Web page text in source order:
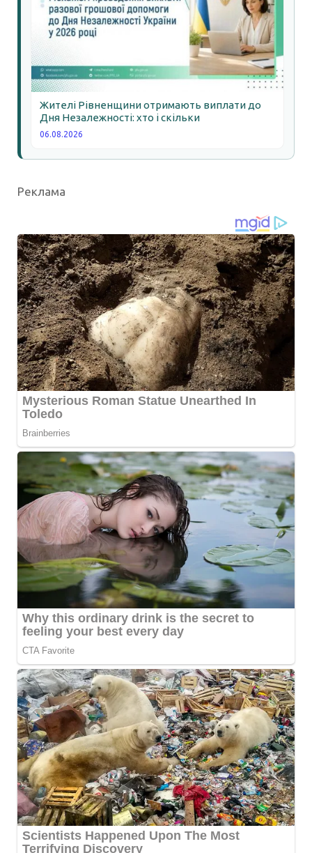
Жителі Рівненщини отримають виплати до
Дня Незалежності: хто і скільки
06.08.2026
Реклама